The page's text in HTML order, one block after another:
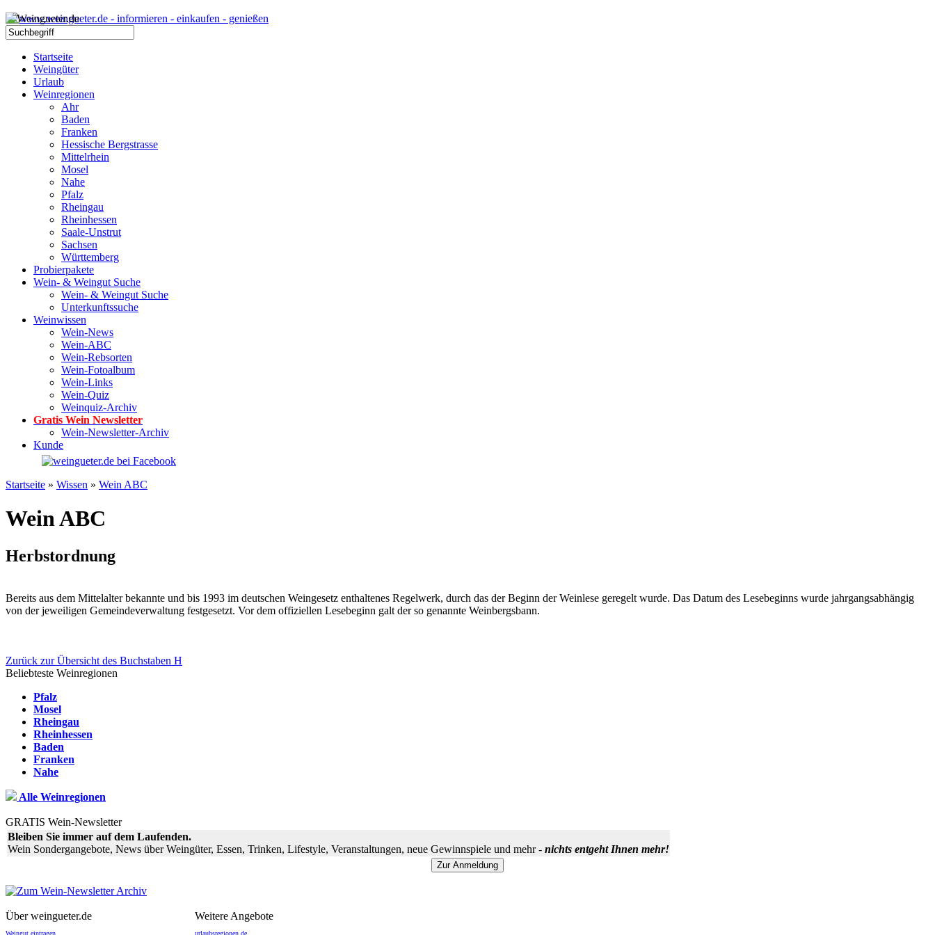
Startseite
Weingüter
Urlaub
Weinregionen
Ahr
Baden
Franken
Hessische Bergstrasse
Mittelrhein
Mosel
Nahe
Pfalz
Rheingau
Rheinhessen
Saale-Unstrut
Sachsen
Württemberg
Probierpakete
Wein- & Weingut Suche
Wein- & Weingut Suche
Unterkunftssuche
Weinwissen
Wein-News
Wein-ABC
Wein-Rebsorten
Wein-Fotoalbum
Wein-Links
Wein-Quiz
Weinquiz-Archiv
Gratis Wein Newsletter
Wein-Newsletter-Archiv
Kunde
Startseite » Wissen » Wein ABC
Wein ABC
Herbstordnung
Bereits aus dem Mittelalter bekannte und bis 1993 im deutschen Weingesetz enthaltenes Regelwerk, durch das der Beginn der Weinlese geregelt wurde. Das Datum des Lesebeginns wurde jahrgangsabhängig
von der jeweiligen Gemeindeverwaltung festgesetzt. Vor dem offiziellen Lesebeginn galt der so genannte Weinbergsbann.
Zurück zur Übersicht des Buchstaben H
Beliebteste Weinregionen
Pfalz
Mosel
Rheingau
Rheinhessen
Baden
Franken
Nahe
Alle Weinregionen
GRATIS Wein-Newsletter
Bleiben Sie immer auf dem Laufenden.
Wein Sondergangebote, News über Weingüter, Essen, Trinken, Lifestyle, Veranstaltungen, neue Gewinnspiele und mehr - nichts entgeht Ihnen mehr!
Über weingueter.de
Weingut eintragen
Weitere Angebote
urlaubsregionen.de